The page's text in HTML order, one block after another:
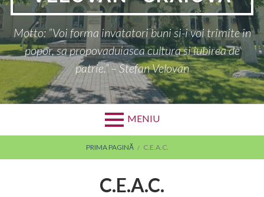
Motto: ”Voi forma invatatori buni si-i voi trimite în
popor, sa propovaduiasca cultura si iubirea de
patrie.” – Stefan Velovan
MENIU
FIRIMITURIPRIMA PAGINĂ C.E.A.C.
C.E.A.C.